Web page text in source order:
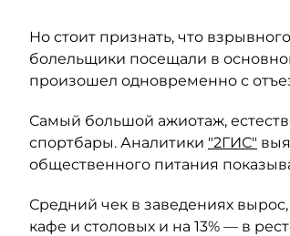
Но стоит признать, что
болельщики посещали в
произошел одновременно с
Самый большой ажиотаж,
спортбары. Аналитики "2ГИС"
общественного питания
Средний чек в заведениях
кафе и столовых и на 13% — в